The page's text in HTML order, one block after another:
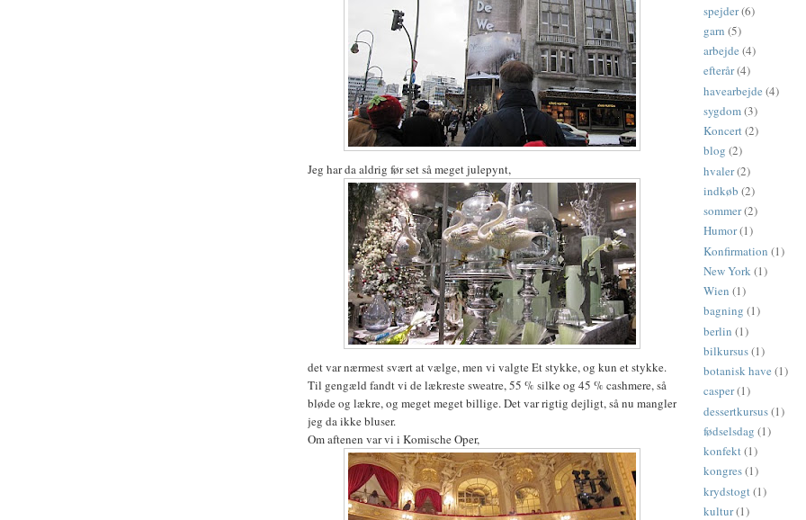
Jeg har da aldrig før set så meget julepynt,
det var nærmest svært at vælge, men vi valgte Et stykke, og kun et stykke.
Til gengæld fandt vi de lækreste sweatre, 55 % silke og 45 % cashmere, så
bløde og lækre, og meget meget billige. Det var rigtig dejligt, så nu mangler
jeg da ikke bluser.
Om aftenen var vi i Komische Oper,
spejder(6)
garn (5)
arbejde (4)
efterår(4)
havearbejde (4)
sygdom(3)
Koncert(2)
blog (2)
hvaler(2)
indkøb (2)
sommer(2)
Humor(1)
Konfirmation (1)
New York(1)
Wien (1)
bagning (1)
berlin (1)
bilkursus(1)
botanisk have (1)
casper(1)
dessertkursus(1)
fødselsdag (1)
konfekt(1)
kongres(1)
krydstogt(1)
kultur(1)